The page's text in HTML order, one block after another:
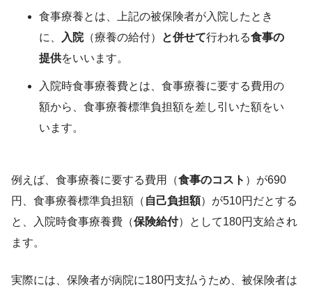
食事療養とは、上記の被保険者が入院したとき
に、
入院（療養の給付） と併せて行われる食事の
提供をいいます。
入院時食事療養費とは、食事療養に要する費用の
額から、食事療養標準負担額を差し引いた額をい
います。
例えば、食事療養に要する費用（食事のコスト ）が690
円、食事療養標準負担額（ 自己負担額）が510円だとする
と、入院時食事療養費（保険給付）として180円支給され
ます。
実際には、保険者が病院に180円支払うため、被保険者は